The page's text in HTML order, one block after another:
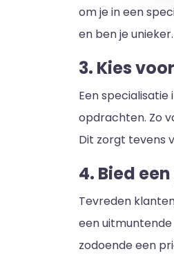
om je in een
en ben je
3. Kies
Een
opdrachten. Zo
Dit zorgt tevens
4. Bied
Tevreden
een
zodoende een